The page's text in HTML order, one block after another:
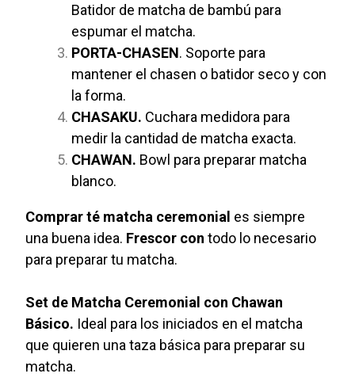
Batidor de matcha de bambú para
espumar el matcha.
PORTA-CHASEN. Soporte para
mantener el chasen o batidor seco y con
la forma.
CHASAKU. Cuchara medidora para
medir la cantidad de matcha exacta.
CHAWAN. Bowl para preparar matcha
blanco.
Comprar té matcha ceremonial es siempre
una buena idea. Frescor con todo lo necesario
para preparar tu matcha.
Set de Matcha Ceremonial con Chawan
Básico. Ideal para los iniciados en el matcha
que quieren una taza básica para preparar su
matcha.